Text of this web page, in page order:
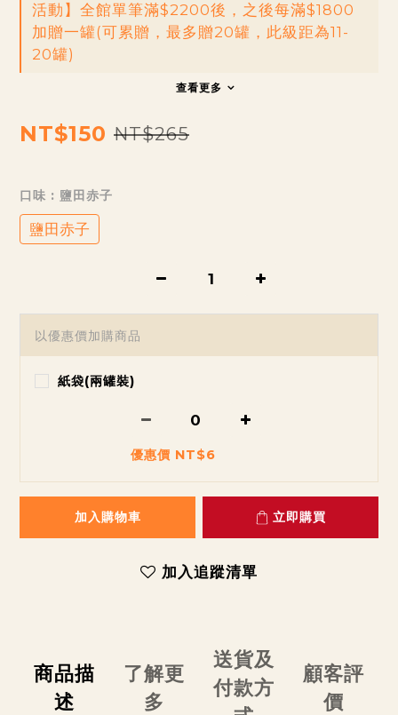
活動】全館單筆滿$2200後，之後每滿$1800
加贈一罐(可累贈，最多贈20罐，此級距為11-
20罐)
查看更多
NT$150 NT$265
口味 : 鹽田赤子
鹽田赤子
以優惠價加購商品
紙袋(兩罐裝)
優惠價 NT$6
加入購物車 立即購買
加入追蹤清單
商品描
述
了解更
多
送貨及
付款方
顧客評
價